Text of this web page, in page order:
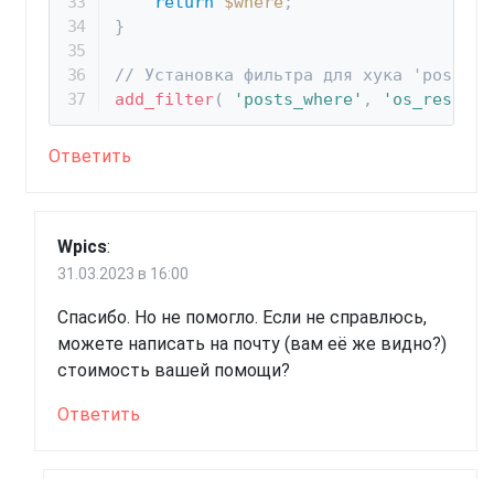
}
// Установка фильтра для хука
add_filter( 'posts_where' ,
Ответить
Wpics:
31.03.2023 в 16:00
Спасибо. Но не помогло. Если не справлюсь,
можете написать на почту (вам её же видно?)
стоимость вашей помощи?
Ответить